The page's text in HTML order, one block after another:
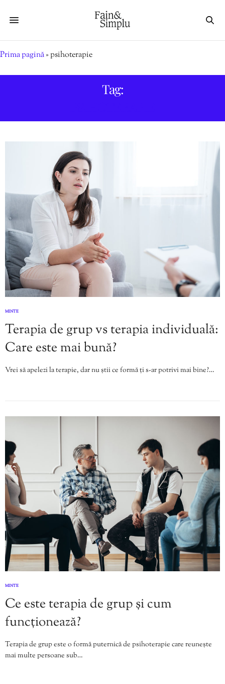
Prima pagină»psihoterapie
Tag:
MINTE
Terapia de grup vs terapia individuală:
Care este mai bună?
Vrei să apelezi la terapie, dar nu știi ce formă ți s-ar potrivi mai bine?…
MINTE
Ce este terapia de grup și cum
funcționează?
Terapia de grup este o formă puternică de psihoterapie care reunește
mai multe persoane sub…